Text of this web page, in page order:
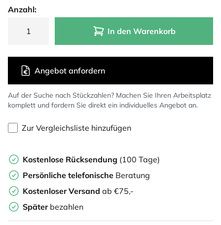
Anzahl:
In den Warenkorb
Auf der Suche nach Stückzahlen? Machen Sie Ihren Arbeitsplatz
komplett und fordern Sie direkt ein individuelles Angebot an.
Angebot anfordern
Zur Vergleichsliste hinzufügen
Kostenlose Rücksendung (100 Tage)
Persönliche telefonische Beratung
Kostenloser Versand ab €75,-
Später bezahlen